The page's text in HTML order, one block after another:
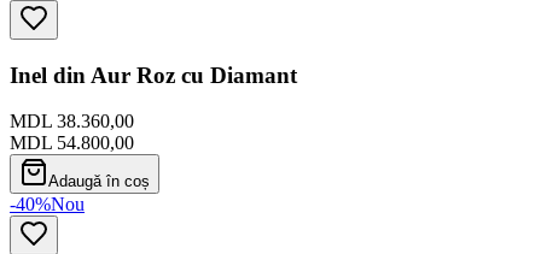
Inel din Aur Roz cu Diamant
MDL 38.360,00
MDL 54.800,00
Adaugă în coș
-40%Nou